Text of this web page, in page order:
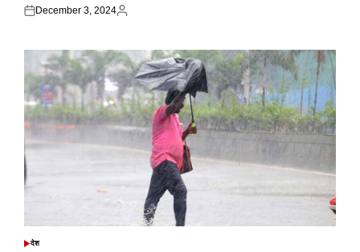
Posted
December 3, 2024
Posted
POSTED
देश